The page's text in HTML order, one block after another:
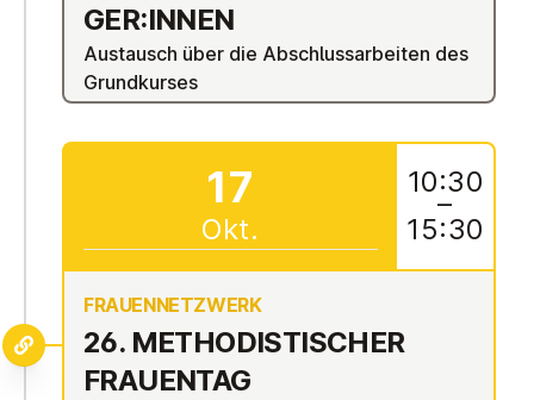
GER:INNEN
Austausch über die Abschlussarbeiten des
Grundkurses
26. ME­THO­DIS­TI­SCHER
FRAUENTAG
FRAUEN­NETZWERK
17
Okt.
10:30
–
15:30